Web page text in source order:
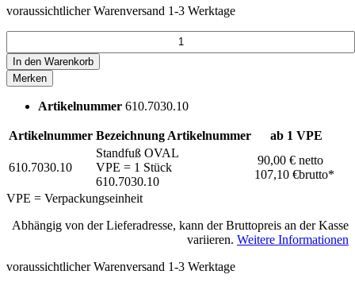
voraussichtlicher Warenversand 1-3 Werktage
In den Warenkorb
Merken
Artikelnummer 610.7030.10
Artikelnummer Bezeichnung Artikelnummer ab 1 VPE
610.7030.10
Standfuß OVAL
VPE = 1 Stück
610.7030.10
90,00 € netto
107,10 €brutto*
VPE = Verpackungseinheit
Abhängig von der Lieferadresse, kann der Bruttopreis an der Kasse
variieren. Weitere Informationen
voraussichtlicher Warenversand 1-3 Werktage